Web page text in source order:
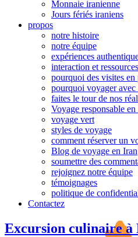
Monnaie iranienne
Jours fériés iraniens
propos
notre histoire
notre équipe
expériences
interaction et
pourquoi des visites en
pourquoi voyager
faites le tour de nos
Voyage responsable en
voyage vert
styles de voyage
comment réserver un
Blog de voyage en Iran
soumettre des
rejoignez notre équipe
témoignages
politique de
Contactez
Excursion culinaire